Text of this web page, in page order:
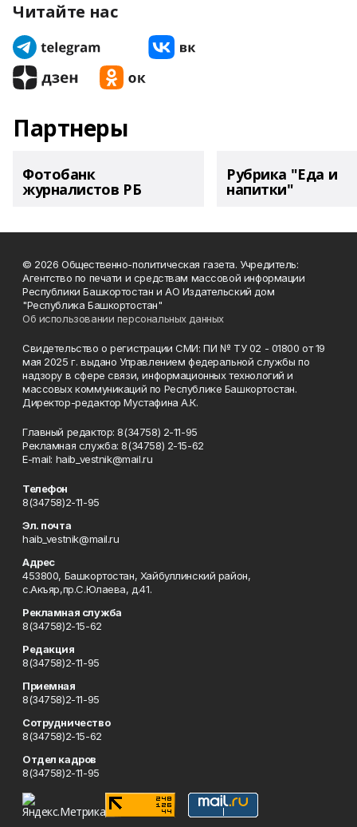
Читайте нас
Партнеры
Фотобанк
журналистов РБ
Рубрика "Еда и
напитки"
© 2026 Общественно-политическая газета. Учредитель:
Агентство по печати и средствам массовой информации
Республики Башкортостан и АО Издательский дом
"Республика Башкортостан"
Об использовании персональных данных
Свидетельство о регистрации СМИ: ПИ № ТУ 02 - 01800 от 19
мая 2025 г. выдано Управлением федеральной службы по
надзору в сфере связи, информационных технологий и
массовых коммуникаций по Республике Башкортостан.
Директор-редактор Мустафина А.К.
Главный редактор: 8(34758) 2-11-95
Рекламная служба: 8(34758) 2-15-62
Е-mаil: haib_vestnik@mail.ru
Телефон
8(34758)2-11-95
Эл. почта
haib_vestnik@mail.ru
Адрес
453800, Башкортостан, Хайбуллинский район,
с.Акъяр,пр.С.Юлаева, д.41.
Рекламная служба
8(34758)2-15-62
Редакция
8(34758)2-11-95
Приемная
8(34758)2-11-95
Сотрудничество
8(34758)2-15-62
Отдел кадров
8(34758)2-11-95